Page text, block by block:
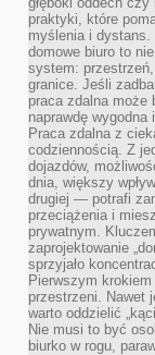
praktyki, które
myślenia i dystans.
domowe biuro to
system:
granice. Jeśli
praca zdalna może
naprawdę
Praca zdalna z
codziennością. Z
dojazdów,
dnia, większy
drugiej — potrafi
przeciążenia i
prywatnym.
zaprojektowanie
sprzyjało
Pierwszym
przestrzeni. Nawet
warto oddzielić
Nie musi to być
biurko w rogu,